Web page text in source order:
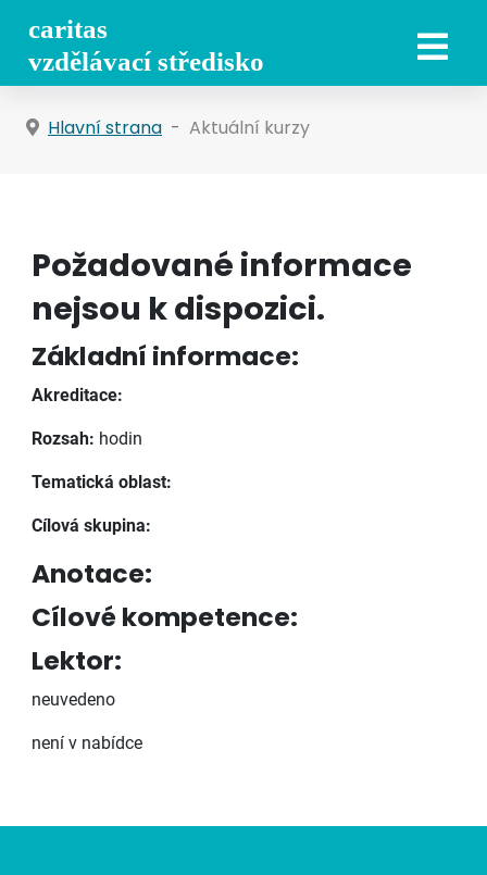
Hlavní strana Aktuální kurzy
Požadované informace
nejsou k dispozici.
Základní informace:
Akreditace:
Rozsah: hodin
Tematická oblast:
Cílová skupina:
Anotace:
Cílové kompetence:
Lektor:
neuvedeno
není v nabídce